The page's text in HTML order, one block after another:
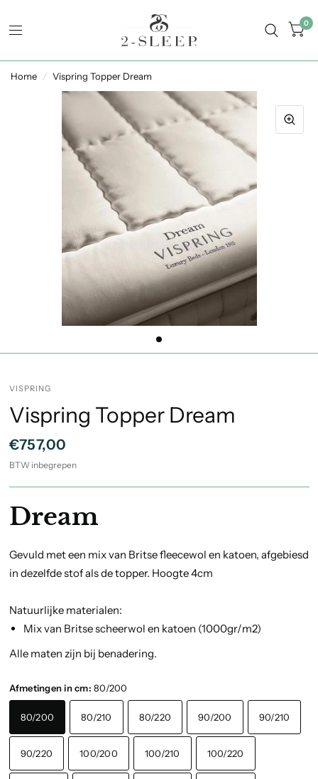
0
Home / Vispring Topper Dream
VISPRING
Vispring Topper Dream
€757,00
BTW inbegrepen
Dream
Gevuld met een mix van Britse fleecewol en katoen, afgebiesd
in dezelfde stof als de topper. Hoogte 4cm
Natuurlijke materialen:
Mix van Britse scheerwol en katoen (1000gr/m2)
Alle maten zijn bij benadering.
Afmetingen in cm:80/200
80/200 80/210 80/220 90/200 90/210
90/220 100/200 100/210 100/220